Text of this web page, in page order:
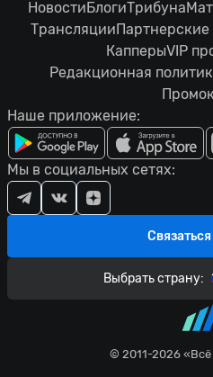
© 2011-2026 «Всё
НовостиБлогиТрибуна
Трансляции
КапперыVIP
Редакционная
Наше приложение:
Мы в социальных сетях:
Выбрать страну: